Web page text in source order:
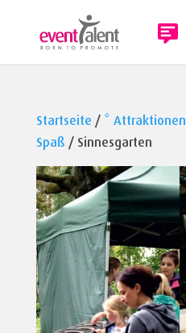
Startseite / * Attraktionen
Spaß / Sinnesgarten